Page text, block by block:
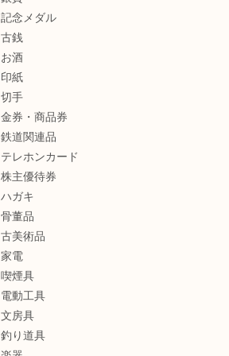
記念メダル
古銭
お酒
印紙
切手
金券・商品券
鉄道関連品
テレホンカード
株主優待券
ハガキ
骨董品
古美術品
家電
喫煙具
電動工具
文房具
釣り道具